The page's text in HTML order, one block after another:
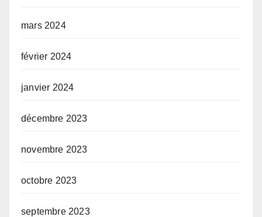
mars 2024
février 2024
janvier 2024
décembre 2023
novembre 2023
octobre 2023
septembre 2023